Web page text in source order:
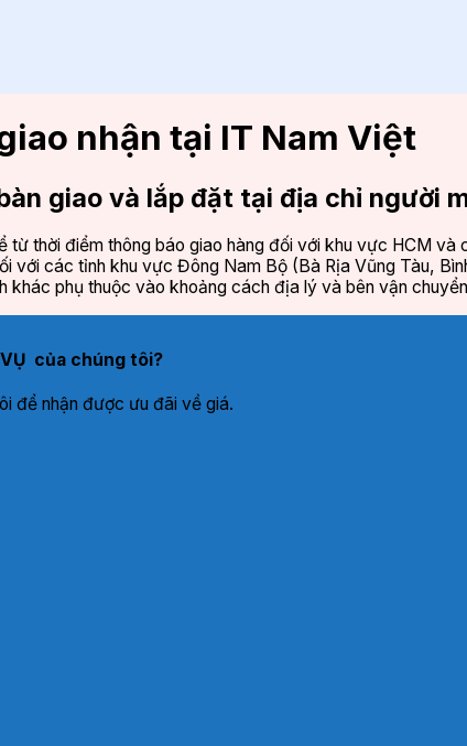
nhận tại IT Nam Việt
giao và lắp đặt tại địa chỉ người
từ thời điểm thông báo giao hàng đối với khu vực HCM và
với các tỉnh khu vực Đông Nam Bộ (Bà Rịa Vũng Tàu,
khác phụ thuộc vào khoảng cách địa lý và bên vận
VỤ của chúng tôi?
để nhận được ưu đãi về giá.